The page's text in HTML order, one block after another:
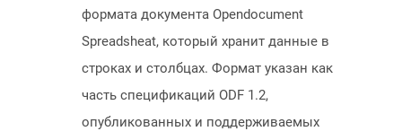
формата документа Opendocument
Spreadsheat, который хранит данные в
строках и столбцах. Формат указан как
часть спецификаций ODF 1.2,
опубликованных и поддерживаемых